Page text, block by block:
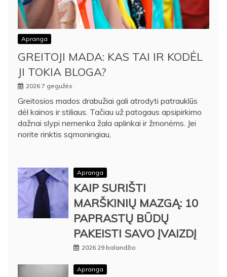
Apranga
GREITOJI MADA: KAS TAI IR KODĖL
JI TOKIA BLOGA?
2026 7 gegužės
Greitosios mados drabužiai gali atrodyti patrauklūs
dėl kainos ir stiliaus. Tačiau už patogaus apsipirkimo
dažnai slypi nemenka žala aplinkai ir žmonėms. Jei
norite rinktis sąmoningiau,
Apranga
KAIP SURIŠTI
MARŠKINIŲ MAZGĄ: 10
PAPRASTŲ BŪDŲ
PAKEISTI SAVO ĮVAIZDĮ
2026 29 balandžio
Apranga